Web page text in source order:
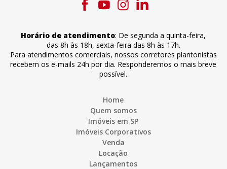
Horário de atendimento: De segunda a quinta-feira,
das 8h às 18h, sexta-feira das 8h às 17h.
Para atendimentos comerciais, nossos corretores plantonistas
recebem os e-mails 24h por dia. Responderemos o mais breve
possível.
Home
Quem somos
Imóveis em SP
Imóveis Corporativos
Venda
Locação
Lançamentos